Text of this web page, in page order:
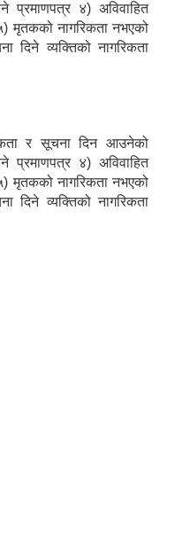
प्रमाणपत्र ४) अविवाहित
मृतकको नागरिकता नभएको
दिने व्यक्तिको नागरिकता
र सूचना दिन आउनेको
प्रमाणपत्र ४) अविवाहित
मृतकको नागरिकता नभएको
दिने व्यक्तिको नागरिकता